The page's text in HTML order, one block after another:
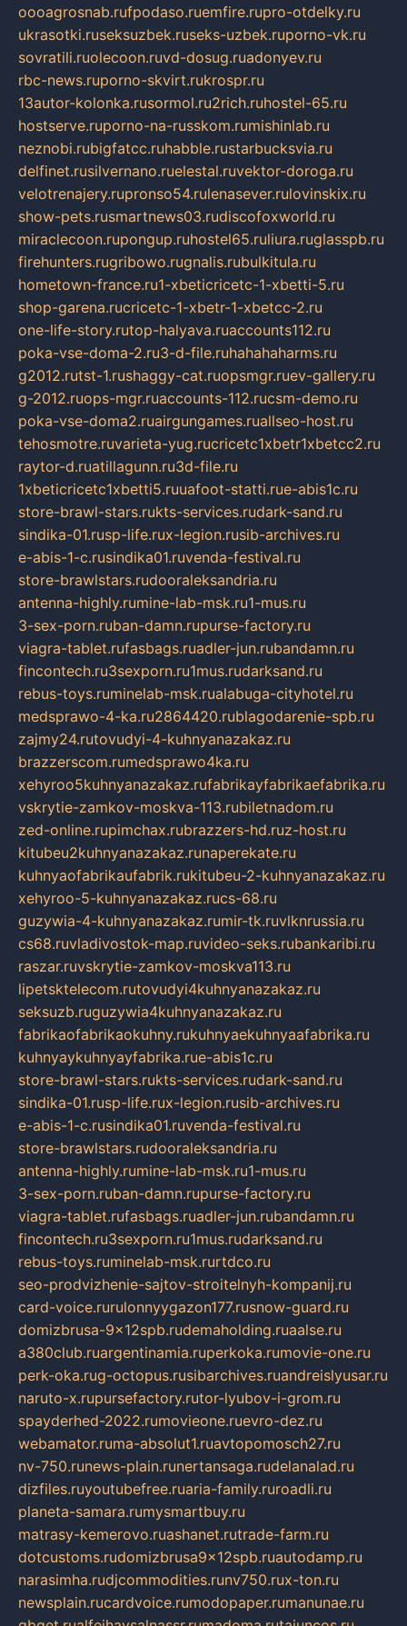
oooagrosnab.rufpodaso.ruemfire.rupro-otdelky.ru
ukrasotki.ruseksuzbek.ruseks-uzbek.ruporno-vk.ru
sovratili.ruolecoon.ruvd-dosug.ruadonyev.ru
rbc-news.ruporno-skvirt.rukrospr.ru
13autor-kolonka.rusormol.ru2rich.ruhostel-65.ru
hostserve.ruporno-na-russkom.rumishinlab.ru
neznobi.rubigfatcc.ruhabble.rustarbucksvia.ru
delfinet.rusilvernano.ruelestal.ruvektor-doroga.ru
velotrenajery.rupronso54.rulenasever.rulovinskix.ru
show-pets.rusmartnews03.rudiscofoxworld.ru
miraclecoon.rupongup.ruhostel65.ruliura.ruglasspb.ru
firehunters.rugribowo.rugnalis.rubulkitula.ru
hometown-france.ru1-xbeticricetc-1-xbetti-5.ru
shop-garena.rucricetc-1-xbetr-1-xbetcc-2.ru
one-life-story.rutop-halyava.ruaccounts112.ru
poka-vse-doma-2.ru3-d-file.ruhahahaharms.ru
g2012.rutst-1.rushaggy-cat.ruopsmgr.ruev-gallery.ru
g-2012.ruops-mgr.ruaccounts-112.rucsm-demo.ru
poka-vse-doma2.ruairgungames.ruallseo-host.ru
tehosmotre.ruvarieta-yug.rucricetc1xbetr1xbetcc2.ru
raytor-d.ruatillagunn.ru3d-file.ru
1xbeticricetc1xbetti5.ruuafoot-statti.rue-abis1c.ru
store-brawl-stars.rukts-services.rudark-sand.ru
sindika-01.rusp-life.rux-legion.rusib-archives.ru
e-abis-1-c.rusindika01.ruvenda-festival.ru
store-brawlstars.rudooraleksandria.ru
antenna-highly.rumine-lab-msk.ru1-mus.ru
3-sex-porn.ruban-damn.rupurse-factory.ru
viagra-tablet.rufasbags.ruadler-jun.rubandamn.ru
fincontech.ru3sexporn.ru1mus.rudarksand.ru
rebus-toys.ruminelab-msk.rualabuga-cityhotel.ru
medsprawo-4-ka.ru2864420.rublagodarenie-spb.ru
zajmy24.rutovudyi-4-kuhnyanazakaz.ru
brazzerscom.rumedsprawo4ka.ru
xehyroo5kuhnyanazakaz.rufabrikayfabrikaefabrika.ru
vskrytie-zamkov-moskva-113.rubiletnadom.ru
zed-online.rupimchax.rubrazzers-hd.ruz-host.ru
kitubeu2kuhnyanazakaz.runaperekate.ru
kuhnyaofabrikaufabrik.rukitubeu-2-kuhnyanazakaz.ru
xehyroo-5-kuhnyanazakaz.rucs-68.ru
guzywia-4-kuhnyanazakaz.rumir-tk.ruvlknrussia.ru
cs68.ruvladivostok-map.ruvideo-seks.rubankaribi.ru
raszar.ruvskrytie-zamkov-moskva113.ru
lipetsktelecom.rutovudyi4kuhnyanazakaz.ru
seksuzb.ruguzywia4kuhnyanazakaz.ru
fabrikaofabrikaokuhny.rukuhnyaekuhnyaafabrika.ru
kuhnyaykuhnyayfabrika.rue-abis1c.ru
store-brawl-stars.rukts-services.rudark-sand.ru
sindika-01.rusp-life.rux-legion.rusib-archives.ru
e-abis-1-c.rusindika01.ruvenda-festival.ru
store-brawlstars.rudooraleksandria.ru
antenna-highly.rumine-lab-msk.ru1-mus.ru
3-sex-porn.ruban-damn.rupurse-factory.ru
viagra-tablet.rufasbags.ruadler-jun.rubandamn.ru
fincontech.ru3sexporn.ru1mus.rudarksand.ru
rebus-toys.ruminelab-msk.rurtdco.ru
seo-prodvizhenie-sajtov-stroitelnyh-kompanij.ru
card-voice.rurulonnyygazon177.rusnow-guard.ru
domizbrusa-9x12spb.rudemaholding.ruaalse.ru
a380club.ruargentinamia.ruperkoka.rumovie-one.ru
perk-oka.rug-octopus.rusibarchives.ruandreislyusar.ru
naruto-x.rupursefactory.rutor-lyubov-i-grom.ru
spayderhed-2022.rumovieone.ruevro-dez.ru
webamator.ruma-absolut1.ruavtopomosch27.ru
nv-750.runews-plain.runertansaga.rudelanalad.ru
dizfiles.ruyoutubefree.ruaria-family.ruroadli.ru
planeta-samara.rumysmartbuy.ru
matrasy-kemerovo.ruashanet.rutrade-farm.ru
dotcustoms.rudomizbrusa9x12spb.ruautodamp.ru
narasimha.rudjcommodities.runv750.rux-ton.ru
newsplain.rucardvoice.rumodopaper.rumanunae.ru